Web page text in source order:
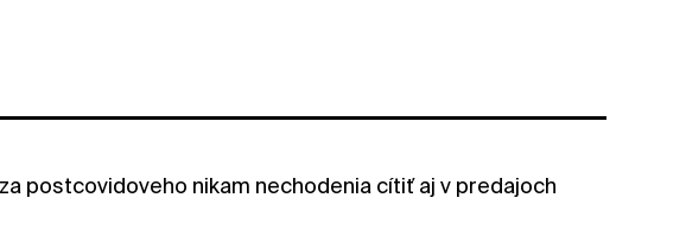
postcovidoveho nikam nechodenia cítiť aj v predajoch